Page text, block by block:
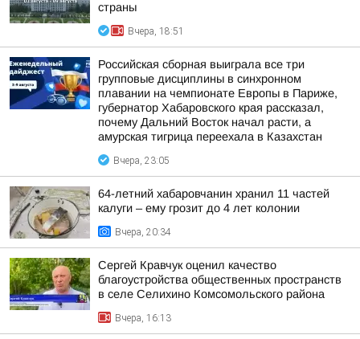
страны
Вчера, 18:51
Российская сборная выиграла все три
групповые дисциплины в синхронном
плавании на чемпионате Европы в Париже,
губернатор Хабаровского края рассказал,
почему Дальний Восток начал расти, а
амурская тигрица переехала в Казахстан
Вчера, 23:05
64-летний хабаровчанин хранил 11 частей
калуги – ему грозит до 4 лет колонии
Вчера, 20:34
Сергей Кравчук оценил качество
благоустройства общественных пространств
в селе Селихино Комсомольского района
Вчера, 16:13